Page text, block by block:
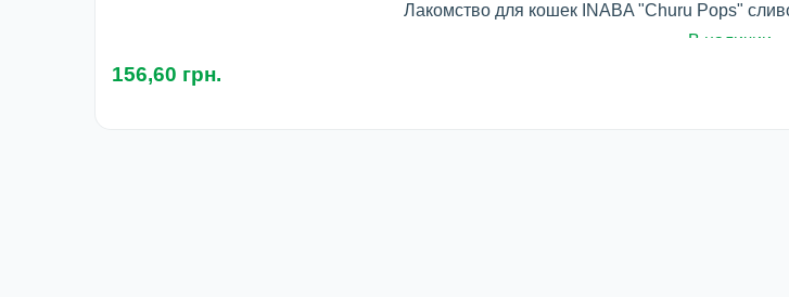
Лакомство для кошек INABA "Churu Pops"
В наличии
156,60 грн.